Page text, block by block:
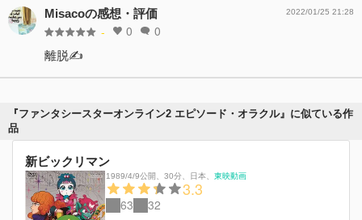
Misacoの感想・評価
- 0 0
2022/01/25 21:28
離脱✍️
『ファンタシースターオンライン2 エピソード・オラクル』に似ている作
品
新ビックリマン
1989/4/9公開 30分 日本 東映動画
3.3
63 32